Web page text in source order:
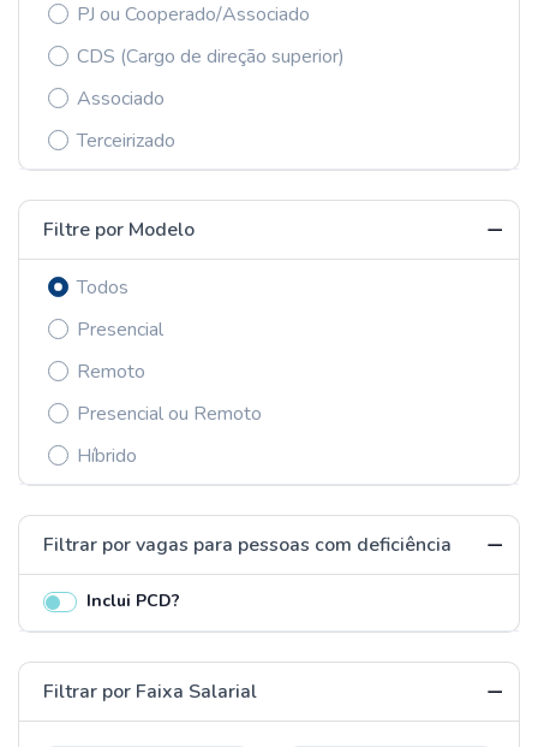
PJ ou Cooperado/Associado
CDS (Cargo de direção superior)
Associado
Terceirizado
Filtre por Modelo
Todos
Presencial
Remoto
Presencial ou Remoto
Híbrido
Filtrar por vagas para pessoas com deficiência
Inclui PCD?
Filtrar por Faixa Salarial